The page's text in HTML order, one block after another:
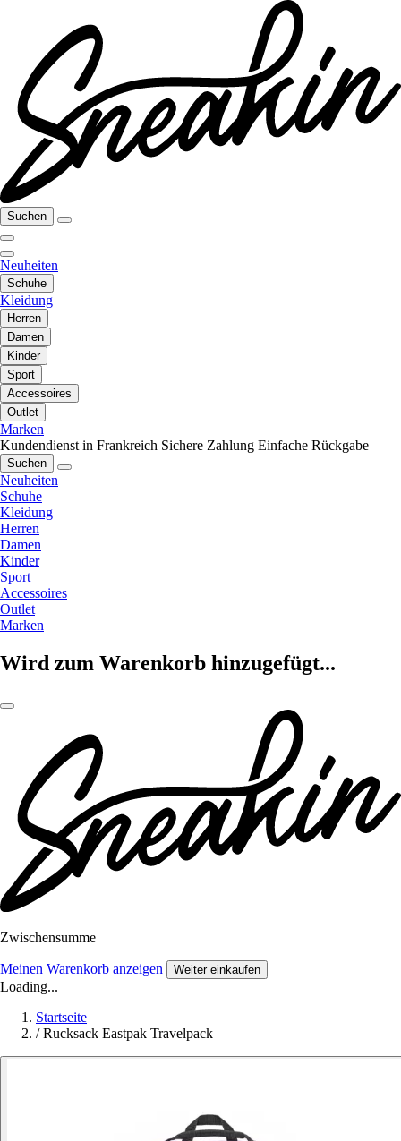
Suchen
Neuheiten
Schuhe
Kleidung
Herren
Damen
Kinder
Sport
Accessoires
Outlet
Marken
Kundendienst in Frankreich Sichere Zahlung Einfache Rückgabe
Suchen
Neuheiten
Schuhe
Kleidung
Herren
Damen
Kinder
Sport
Accessoires
Outlet
Marken
Wird zum Warenkorb hinzugefügt...
Zwischensumme
Meinen Warenkorb anzeigen Weiter einkaufen
Loading...
Startseite
/ Rucksack Eastpak Travelpack